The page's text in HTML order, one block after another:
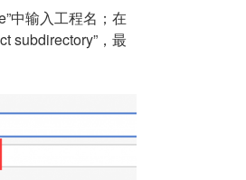
中输入工程名；在
subdirectory”，最